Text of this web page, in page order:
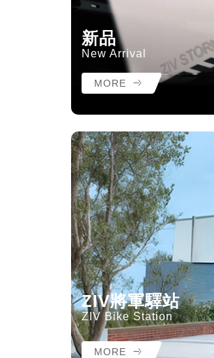
新品
New Arrival
MORE
ZIV將軍驛站
ZIV Bike Station
MORE